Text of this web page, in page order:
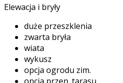
Elewacja i bryły
duże przeszklenia
zwarta bryła
wiata
wykusz
opcja ogrodu zim.